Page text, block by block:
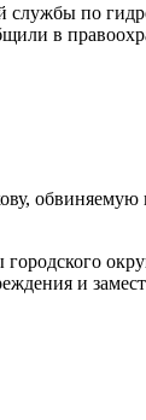
службы по
в
и